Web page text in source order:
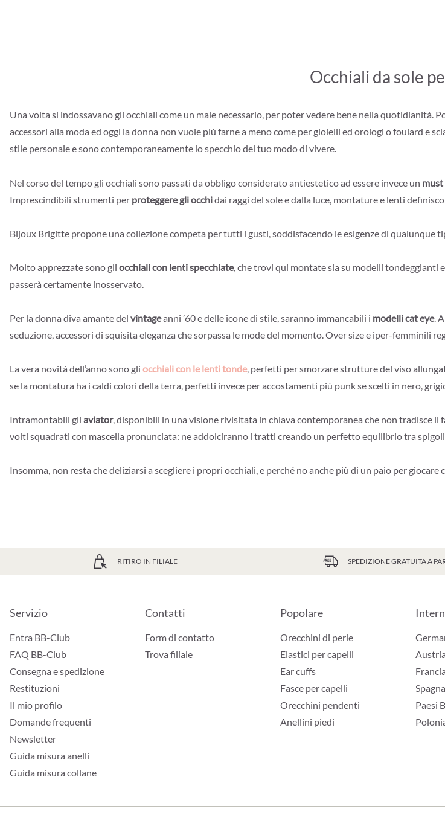
Occhiali da sole
Una volta si indossavano gli occhiali come un male necessario, per poter vedere bene nella quotidianità.
accessori alla moda ed oggi la donna non vuole più farne a meno come per gioielli ed orologi o foulard
stile personale e sono contemporaneamente lo specchio del tuo modo di vivere.
Nel corso del tempo gli occhiali sono passati da obbligo considerato antiestetico ad essere invece un must
Imprescindibili strumenti per proteggere gli occhidai raggi del sole e dalla luce, montature e lenti
Bijoux Brigitte propone una collezione competa per tutti i gusti, soddisfacendo le esigenze di qualunque
Molto apprezzate sono gli occhiali con lenti specchiate, che trovi qui montate sia su modelli tondeggianti
passerà certamente inosservato.
Per la donna diva amante del vintageanni ’60 e delle icone di stile, saranno immancabili i modelli cat eye.
seduzione, accessori di squisita eleganza che sorpassa le mode del momento. Over size e iper-femminili
La vera novità dell’anno sono gli occhiali con le lenti tonde, perfetti per smorzare strutture del viso
se la montatura ha i caldi colori della terra, perfetti invece per accostamenti più punk se scelti in nero,
Intramontabili gli aviator, disponibili in una visione rivisitata in chiava contemporanea che non tradisce il
volti squadrati con mascella pronunciata: ne addolciranno i tratti creando un perfetto equilibrio tra spigoli
Insomma, non resta che deliziarsi a scegliere i propri occhiali, e perché no anche più di un paio per
RITIRO IN FILIALE SPEDIZIONE GRATUITA A
Servizio
Entra BB-Club
FAQ BB-Club
Consegna e spedizione
Restituzioni
Il mio profilo
Domande frequenti
Newsletter
Guida misura anelli
Guida misura collane
Contatti
Form di contatto
Trova filiale
Popolare
Orecchini di perle
Elastici per capelli
Ear cuffs
Fasce per capelli
Orecchini pendenti
Anellini piedi
Austria
Francia
Spagna
Paesi